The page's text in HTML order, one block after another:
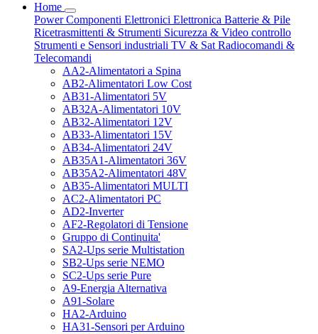
Home
PowerComponenti Elettronici Elettronica Batterie & Pile
Ricetrasmittenti & Strumenti Sicurezza & Video controllo
Strumenti e Sensori industriali TV & Sat Radiocomandi &
Telecomandi
AA2-Alimentatori a Spina
AB2-Alimentatori Low Cost
AB31-Alimentatori 5V
AB32A-Alimentatori 10V
AB32-Alimentatori 12V
AB33-Alimentatori 15V
AB34-Alimentatori 24V
AB35A1-Alimentatori 36V
AB35A2-Alimentatori 48V
AB35-Alimentatori MULTI
AC2-Alimentatori PC
AD2-Inverter
AF2-Regolatori di Tensione
Gruppo di Continuita'
SA2-Ups serie Multistation
SB2-Ups serie NEMO
SC2-Ups serie Pure
A9-Energia Alternativa
A91-Solare
HA2-Arduino
HA31-Sensori per Arduino